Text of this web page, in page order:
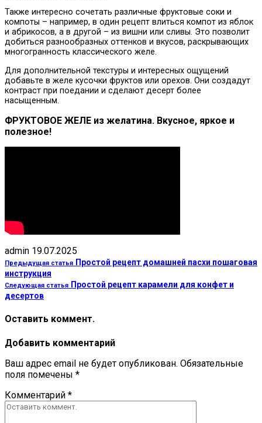
Также интересно сочетать различные фруктовые соки и
компоты – например, в один рецепт влиться компот из яблок
и абрикосов, а в другой – из вишни или сливы. Это позволит
добиться разнообразных оттенков и вкусов, раскрывающих
многогранность классического желе.
Для дополнительной текстуры и интересных ощущений
добавьте в желе кусочки фруктов или орехов. Они создадут
контраст при поедании и сделают десерт более
насыщенным.
ФРУКТОВОЕ ЖЕЛЕ из желатина. Вкусное, яркое и
полезное!
admin 19.07.2025
Предыдущая статья Простой рецепт домашней пасхи пошаговая
инструкция
Следующая статья Простой рецепт карамели для конфет и
десертов
Оставить коммент.
Добавить комментарий
Ваш адрес email не будет опубликован. Обязательные
поля помечены *
Комментарий *